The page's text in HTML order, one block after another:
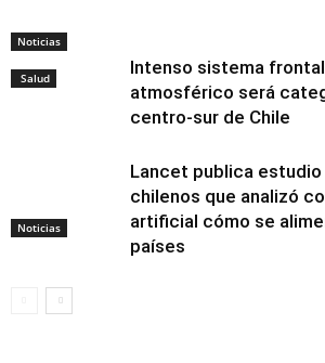
Noticias
Salud
Noticias
Intenso sistema
atmosférico será
centro-sur de Chile
Lancet publica
chilenos que analizó
artificial cómo se
países